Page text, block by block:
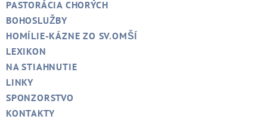
PASTORÁCIA CHORÝCH
BOHOSLUŽBY
HOMÍLIE-KÁZNE ZO SV.OMŠÍ
LEXIKON
NA STIAHNUTIE
LINKY
SPONZORSTVO
KONTAKTY